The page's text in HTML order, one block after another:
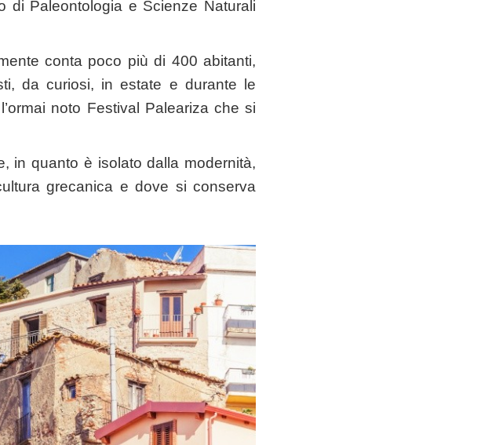
di Paleontologia e Scienze Naturali
conta poco più di 400 abitanti,
da curiosi, in estate e durante le
noto Festival Paleariza che si
in quanto è isolato dalla modernità,
grecanica e dove si conserva